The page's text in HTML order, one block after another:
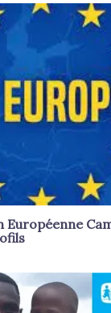
Européenne